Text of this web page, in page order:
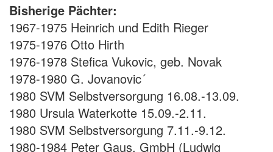
Bisherige Pächter:
1967-1975 Heinrich und Edith Rieger
1975-1976 Otto Hirth
1976-1978 Stefica Vukovic, geb. Novak
1978-1980 G. Jovanovic´
1980 SVM Selbstversorgung 16.08.-13.09.
1980 Ursula Waterkotte 15.09.-2.11.
1980 SVM Selbstversorgung 7.11.-9.12.
1980-1984 Peter Gaus, GmbH (Ludwig